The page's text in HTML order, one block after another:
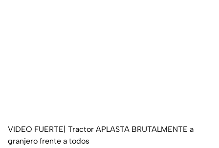
VIDEO FUERTE| Tractor APLASTA BRUTALMENTE a
granjero frente a todos